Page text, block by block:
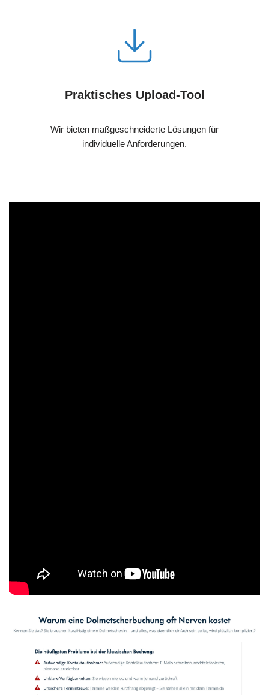
Praktisches Upload-Tool
Wir bieten maßgeschneiderte Lösungen für
individuelle Anforderungen.